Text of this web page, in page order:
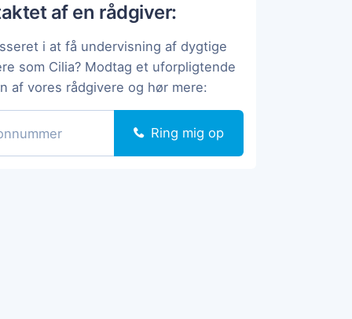
af en rådgiver:
i at få undervisning af dygtige
som Cilia? Modtag et uforpligtende
af vores rådgivere og hør mere:
Ring mig op